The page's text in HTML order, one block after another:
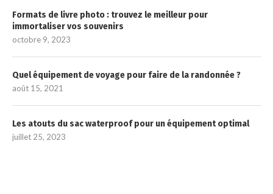
Formats de livre photo : trouvez le meilleur pour
immortaliser vos souvenirs
octobre 9, 2023
Quel équipement de voyage pour faire de la randonnée ?
août 15, 2021
Les atouts du sac waterproof pour un équipement optimal
juillet 25, 2023